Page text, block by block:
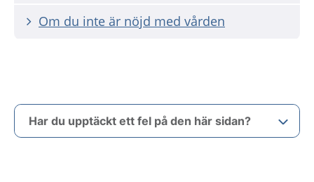
Om du inte är nöjd med vården
Har du upptäckt ett fel på den här sidan?